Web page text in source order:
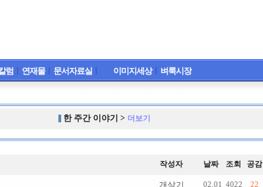
럼 연재물ㅣ 문서자료실 이미지세상ㅣ 벼룩시장
한 주간 이야기 > 더보기
작성자 날짜 조회 공감
개살기 02.01 4022 22